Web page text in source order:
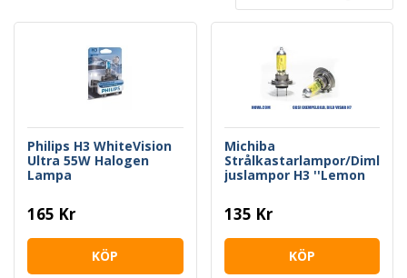
Philips H3 WhiteVision
Ultra 55W Halogen
Lampa
165 Kr
KÖP
Michiba
Strålkastarlampor/Diml
juslampor H3 ''Lemon
135 Kr
KÖP